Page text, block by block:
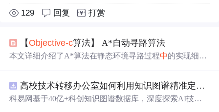
129 回复 打赏
【 Objective-c算法】 A*自动寻路算法
本文详细介绍了A*算法在静态环境寻路过程中的实现细
了如何处理每个格子的有效性检查，以及如何更新开放表
与关闭表以优化寻路效率。
高校技术转移办公室如何利用知识图谱精准定位产业需求与技术适配点？.docx
科易网基于40亿+科创知识图谱数据库，深度探索AI技术